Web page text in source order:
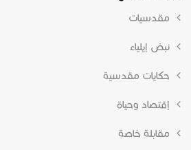
مقدسيات
نبض إيلياء
حكايات مقدسية
إقتصاد وحياة
مقابلة خاصة